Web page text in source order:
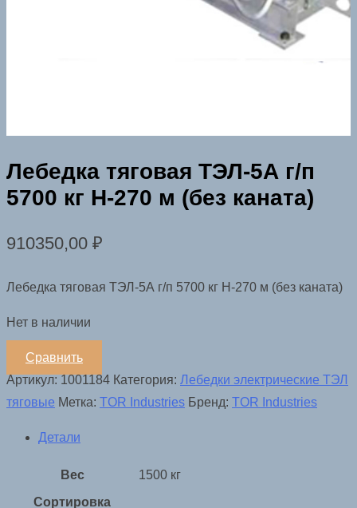
Лебедка тяговая ТЭЛ-5А г/п
5700 кг Н-270 м (без каната)
910350,00 ₽
Лебедка тяговая ТЭЛ-5А г/п 5700 кг Н-270 м (без каната)
Нет в наличии
Сравнить
Артикул: 1001184 Категория: Лебедки электрические ТЭЛ
тяговые Метка: TOR Industries Бренд: TOR Industries
Детали
Вес
1500 кг
Сортировка